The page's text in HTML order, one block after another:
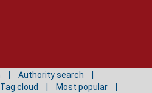
Authority search
Tag cloud
Most popular